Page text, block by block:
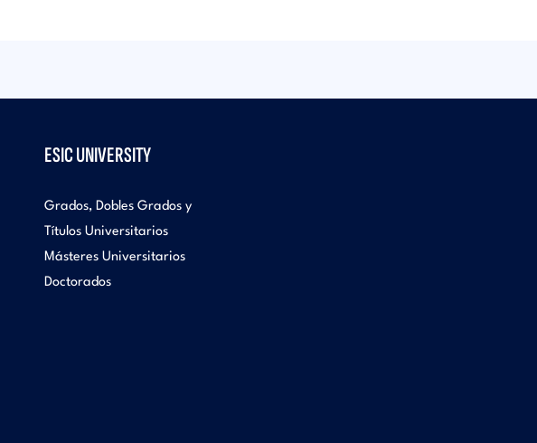
ESIC UNIVERSITY
Grados, Dobles Grados y
Títulos Universitarios
Másteres Universitarios
Doctorados